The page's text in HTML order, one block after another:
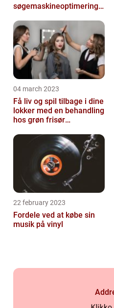
søgemaskineoptimeringe
04 march 2023
Få liv og spil tilbage i dine
lokker med en behandling
hos grøn frisør
22 february 2023
Fordele ved at købe sin
musik på vinyl